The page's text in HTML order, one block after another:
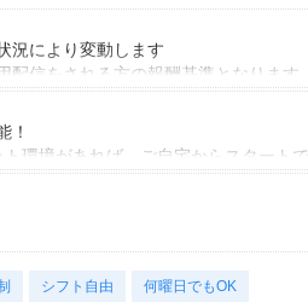
況により変動します
配信をされる方の報酬基準となります
時間程度）
80時間程度）
度）
副業として活動されています。
！
環境があれば、ご自宅からスタートで
やプライベートとの両立もラクラク♪
シフト自由 何曜日でもOK